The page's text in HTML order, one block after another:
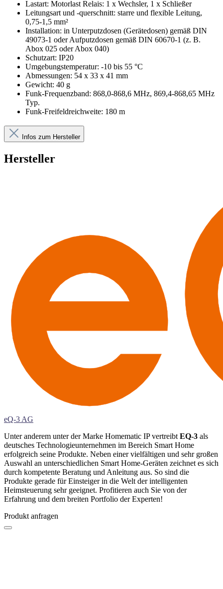
Lastart: Motorlast Relais: 1 x Wechsler, 1 x Schließer
Leitungsart und -querschnitt: starre und flexible Leitung,
0,75-1,5 mm²
Installation: in Unterputzdosen (Gerätedosen) gemäß DIN
49073-1 oder Aufputzdosen gemäß DIN 60670-1 (z. B.
Abox 025 oder Abox 040)
Schutzart: IP20
Umgebungstemperatur: -10 bis 55 °C
Abmessungen: 54 x 33 x 41 mm
Gewicht: 40 g
Funk-Frequenzband: 868,0-868,6 MHz, 869,4-868,65 MHz
Typ.
Funk-Freifeldreichweite: 180 m
Infos zum Hersteller
Hersteller
eQ-3 AG
Unter anderem unter der Marke Homematic IP vertreibt EQ-3 als
deutsches Technologieunternehmen im Bereich Smart Home
erfolgreich seine Produkte. Neben einer vielfältigen und sehr großen
Auswahl an unterschiedlichen Smart Home-Geräten zeichnet es sich
durch kompetente Beratung und Anleitung aus. So sind die
Produkte gerade für Einsteiger in die Welt der intelligenten
Heimsteuerung sehr geeignet. Profitieren auch Sie von der
Erfahrung und dem breiten Portfolio der Experten!
Produkt anfragen